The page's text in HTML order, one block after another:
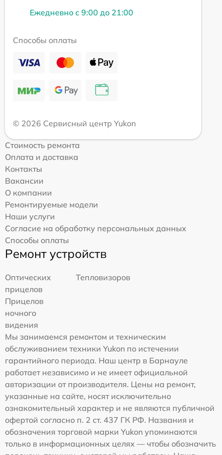
Ежедневно с 9:00 до 21:00
Способы оплаты
© 2026 Сервисный центр Yukon
Стоимость ремонта
Оплата и доставка
Контакты
Вакансии
О компании
Ремонтируемые модели
Наши услуги
Согласие на обработку персональных данных
Способы оплаты
Ремонт устройств
Оптических
прицелов
Тепловизоров
Прицелов
ночного
видения
Мы занимаемся ремонтом и техническим
обслуживанием техники Yukon по истечении
гарантийного периода. Наш центр в Барнауле
работает независимо и не имеет официальной
авторизации от производителя. Цены на ремонт,
указанные на сайте, носят исключительно
ознакомительный характер и не являются публичной
офертой согласно п. 2 ст. 437 ГК РФ. Названия и
обозначения торговой марки Yukon упоминаются
только в информационных целях — чтобы обозначить